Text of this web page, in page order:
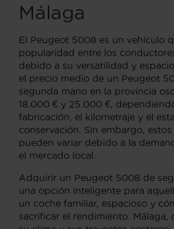
Málaga
El Peugeot 5008 es un vehículo
popularidad entre los
debido a su versatilidad y
el precio medio de un Peugeot
segunda mano en la provincia
18.000 € y 25.000 €,
fabricación, el kilometraje y el
conservación. Sin embargo,
pueden variar debido a la
el mercado local.
Adquirir un Peugeot 5008 de
una opción inteligente para
un coche familiar, espacioso y
sacrificar el rendimiento. Málaga,